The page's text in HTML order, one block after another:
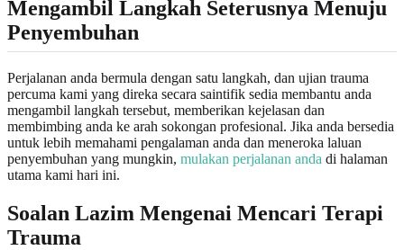
Mengambil Langkah Seterusnya Menuju
Penyembuhan
Perjalanan anda bermula dengan satu langkah, dan ujian trauma
percuma kami yang direka secara saintifik sedia membantu anda
mengambil langkah tersebut, memberikan kejelasan dan
membimbing anda ke arah sokongan profesional. Jika anda bersedia
untuk lebih memahami pengalaman anda dan meneroka laluan
penyembuhan yang mungkin, mulakan perjalanan anda di halaman
utama kami hari ini.
Soalan Lazim Mengenai Mencari Terapi
Trauma